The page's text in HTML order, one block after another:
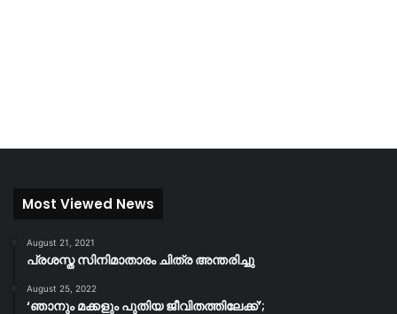
Most Viewed News
August 21, 2021
പ്രശസ്ത സിനിമാതാരം ചിത്ര അന്തരിച്ചു
August 25, 2022
‘ഞാനും മക്കളും പുതിയ ജീവിതത്തിലേക്ക്’;